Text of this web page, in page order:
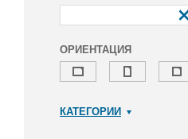
ОРИЕНТАЦИЯ
КАТЕГОРИИ